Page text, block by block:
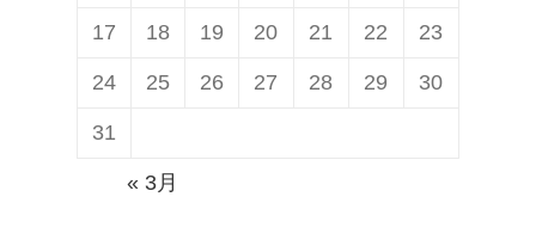
17 18 19 20 21 22 23
24 25 26 27 28 29 30
31
« 3月